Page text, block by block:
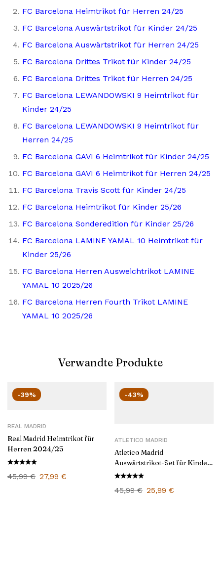
FC Barcelona Heimtrikot für Herren 24/25
FC Barcelona Auswärtstrikot für Kinder 24/25
FC Barcelona Auswärtstrikot für Herren 24/25
FC Barcelona Drittes Trikot für Kinder 24/25
FC Barcelona Drittes Trikot für Herren 24/25
FC Barcelona LEWANDOWSKI 9 Heimtrikot für
Kinder 24/25
FC Barcelona LEWANDOWSKI 9 Heimtrikot für
Herren 24/25
FC Barcelona GAVI 6 Heimtrikot für Kinder 24/25
FC Barcelona GAVI 6 Heimtrikot für Herren 24/25
FC Barcelona Travis Scott für Kinder 24/25
FC Barcelona Heimtrikot für Kinder 25/26
FC Barcelona Sonderedition für Kinder 25/26
FC Barcelona LAMINE YAMAL 10 Heimtrikot für
Kinder 25/26
FC Barcelona Herren Ausweichtrikot LAMINE
YAMAL 10 2025/26
FC Barcelona Herren Fourth Trikot LAMINE
YAMAL 10 2025/26
Verwandte Produkte
-39%
REAL MADRID
Real Madrid Heimtrikot für
Herren 2024/25
45,99€ 27,99 €
-43%
ATLETICO MADRID
Atletico Madrid
Auswärtstrikot-Set für Kinder
2024/25
45,99€ 25,99 €